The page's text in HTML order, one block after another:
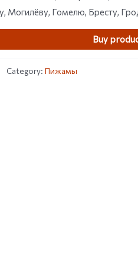
Могилёву, Гомелю, Бресту,
Buy
Category: Пижамы